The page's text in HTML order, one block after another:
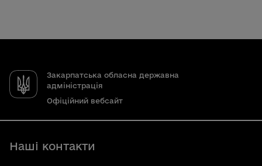
Закарпатська обласна державна
адміністрація
Офіційний вебсайт
Наші контакти